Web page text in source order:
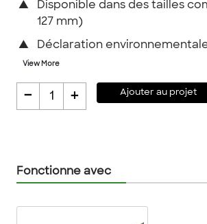
▲
Disponible dans des tailles
127 mm)
▲ Déclaration
View More
- 1 + Ajouter au projet
Fonctionne avec